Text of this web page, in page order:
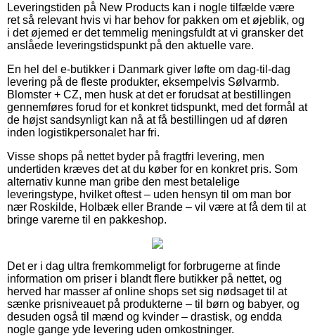
Leveringstiden på New Products kan i nogle tilfælde være
ret så relevant hvis vi har behov for pakken om et øjeblik, og
i det øjemed er det temmelig meningsfuldt at vi gransker det
anslåede leveringstidspunkt på den aktuelle vare.
En hel del e-butikker i Danmark giver løfte om dag-til-dag
levering på de fleste produkter, eksempelvis Sølvarmb.
Blomster + CZ, men husk at det er forudsat at bestillingen
gennemføres forud for et konkret tidspunkt, med det formål at
de højst sandsynligt kan nå at få bestillingen ud af døren
inden logistikpersonalet har fri.
Visse shops på nettet byder på fragtfri levering, men
undertiden kræves det at du køber for en konkret pris. Som
alternativ kunne man gribe den mest betalelige
leveringstype, hvilket oftest – uden hensyn til om man bor
nær Roskilde, Holbæk eller Brande – vil være at få dem til at
bringe varerne til en pakkeshop.
Det er i dag ultra fremkommeligt for forbrugerne at finde
information om priser i blandt flere butikker på nettet, og
herved har masser af online shops set sig nødsaget til at
sænke prisniveauet på produkterne – til børn og babyer, og
desuden også til mænd og kvinder – drastisk, og endda
nogle gange yde levering uden omkostninger.